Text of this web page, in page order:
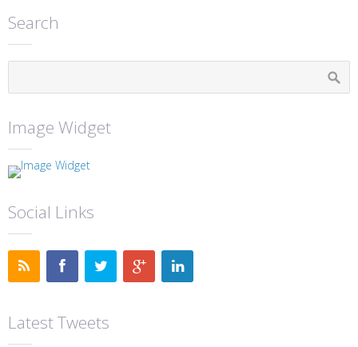
Search
Image Widget
Social Links
Latest Tweets